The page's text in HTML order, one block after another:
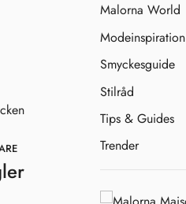
Malorna World
Modeinspiration
Smyckesguide
Stilråd
Tips & Guides
Trender